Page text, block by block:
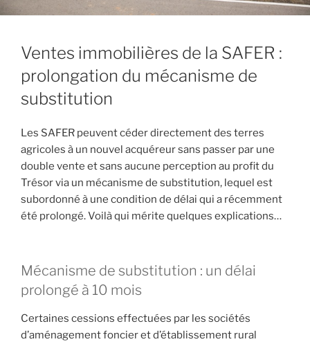
Ventes immobilières de la SAFER :
prolongation du mécanisme de
substitution
Les SAFER peuvent céder directement des terres
agricoles à un nouvel acquéreur sans passer par une
double vente et sans aucune perception au profit du
Trésor via un mécanisme de substitution, lequel est
subordonné à une condition de délai qui a récemment
été prolongé. Voilà qui mérite quelques explications…
Mécanisme de substitution : un délai
prolongé à 10 mois
Certaines cessions effectuées par les sociétés
d’aménagement foncier et d’établissement rural